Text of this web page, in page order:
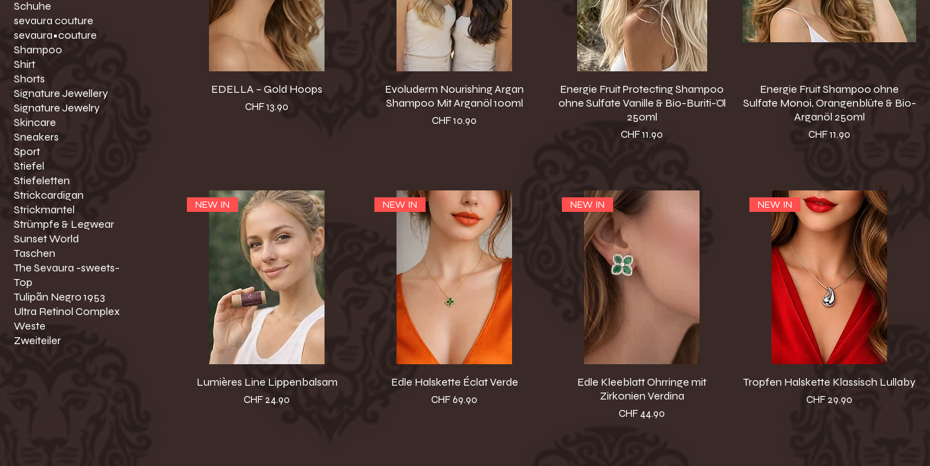
Schuhe
sevaura couture
sevaura•couture
Shampoo
Shirt
Shorts
Signature Jewellery
Signature Jewelry
Skincare
Sneakers
Sport
Stiefel
Stiefeletten
Strickcardigan
Strickmantel
Strümpfe & Legwear
Sunset World
Taschen
The Sevaura -sweets-
Top
Tulipãn Negro 1953
Ultra Retinol Complex
Weste
Zweiteiler
EDELLA – Gold Hoops
Preis
CHF 13.90
Evoluderm Nourishing Argan
Shampoo Mit Arganöl 100ml
Preis
CHF 10.90
Energie Fruit Protecting Shampoo
ohne Sulfate Vanille & Bio-Buriti-Öl
250ml
Preis
CHF 11.90
Energie Fruit Shampoo ohne
Sulfate Monoi, Orangenblüte & Bio-
Arganöl 250ml
Preis
CHF 11.90
NEW IN
Lumières Line Lippenbalsam
Preis
CHF 24.90
NEW IN
Edle Halskette Éclat Verde
Preis
CHF 69.90
NEW IN
Edle Kleeblatt Ohrringe mit
Zirkonien Verdina
Preis
CHF 44.90
NEW IN
Tropfen Halskette Klassisch Lullaby
Preis
CHF 29.90